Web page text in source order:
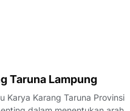
Taruna Lampung
Karya Karang Taruna Provinsi